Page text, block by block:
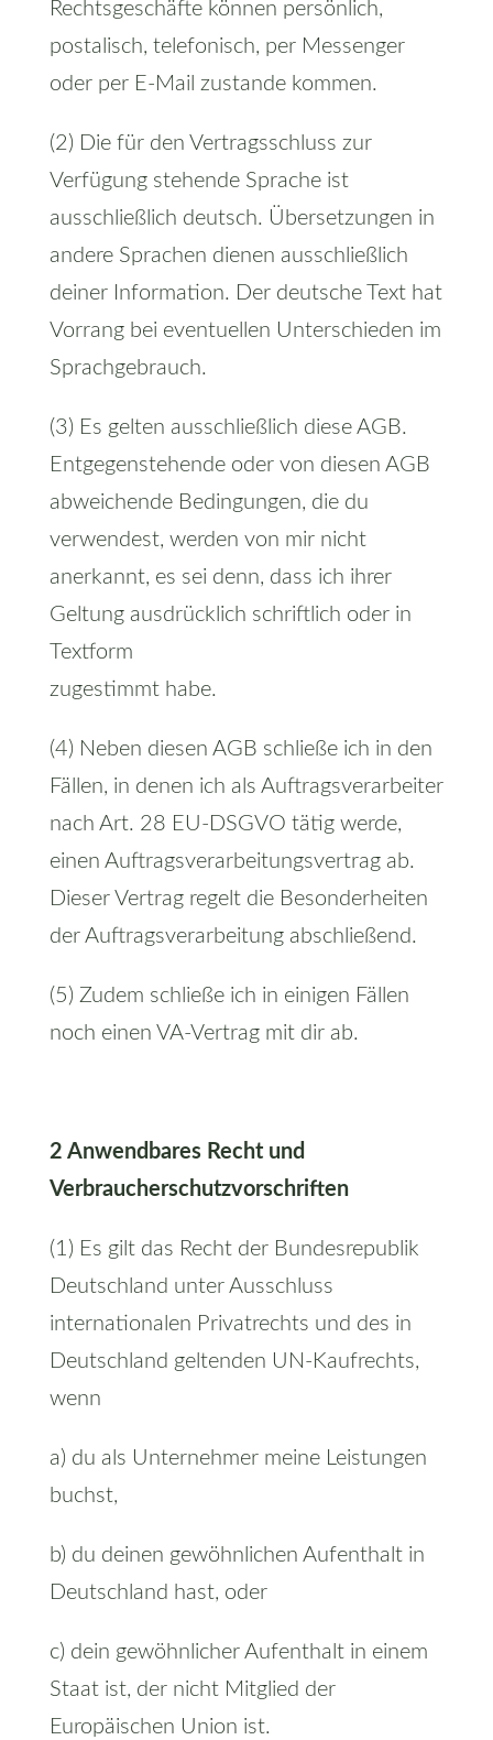
Rechtsgeschäfte können persönlich,
postalisch, telefonisch, per Messenger
oder per E-Mail zustande kommen.
(2) Die für den Vertragsschluss zur
Verfügung stehende Sprache ist
ausschließlich deutsch. Übersetzungen in
andere Sprachen dienen ausschließlich
deiner Information. Der deutsche Text hat
Vorrang bei eventuellen Unterschieden im
Sprachgebrauch.
(3) Es gelten ausschließlich diese AGB.
Entgegenstehende oder von diesen AGB
abweichende Bedingungen, die du
verwendest, werden von mir nicht
anerkannt, es sei denn, dass ich ihrer
Geltung ausdrücklich schriftlich oder in
Textform
zugestimmt habe.
(4) Neben diesen AGB schließe ich in den
Fällen, in denen ich als Auftragsverarbeiter
nach Art. 28 EU-DSGVO tätig werde,
einen Auftragsverarbeitungsvertrag ab.
Dieser Vertrag regelt die Besonderheiten
der Auftragsverarbeitung abschließend.
(5) Zudem schließe ich in einigen Fällen
noch einen VA-Vertrag mit dir ab.
2 Anwendbares Recht und
Verbraucherschutzvorschriften
(1) Es gilt das Recht der Bundesrepublik
Deutschland unter Ausschluss
internationalen Privatrechts und des in
Deutschland geltenden UN-Kaufrechts,
wenn
a) du als Unternehmer meine Leistungen
buchst,
b) du deinen gewöhnlichen Aufenthalt in
Deutschland hast, oder
c) dein gewöhnlicher Aufenthalt in einem
Staat ist, der nicht Mitglied der
Europäischen Union ist.